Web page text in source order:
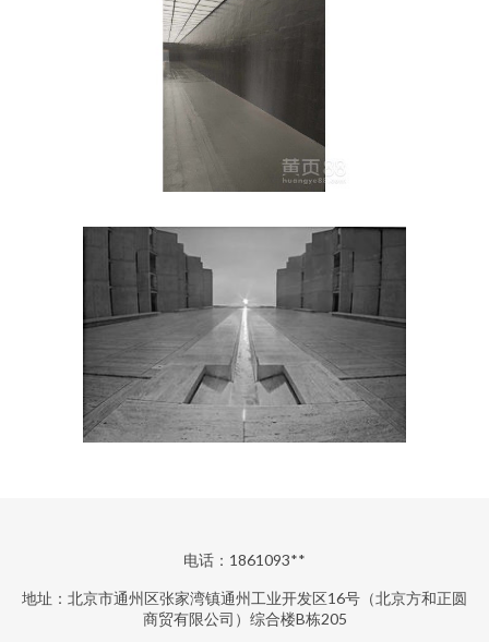
电话：1861093**
地址：北京市通州区张家湾镇通州工业开发区16号（北京方和正圆
商贸有限公司）综合楼B栋205